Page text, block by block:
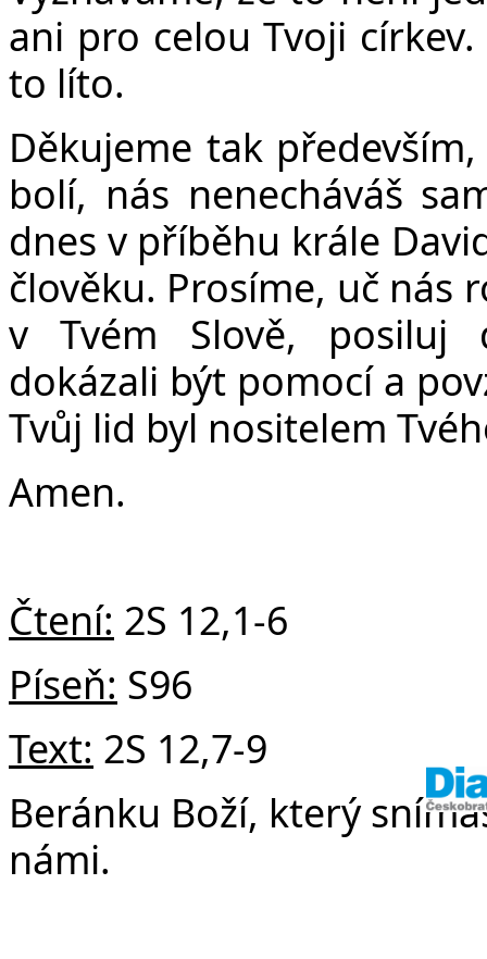
v
ani pro celou Tvoji
to líto.
Děkujeme tak
bolí, nás nenecháváš
dnes v příběhu krále
člověku. Prosíme, uč nás
v Tvém Slově, posiluj
dokázali být pomocí a
Tvůj lid byl nositelem
Amen.
Čtení: 2S 12,1-6
Píseň: S96
Text: 2S 12,7-9
Beránku Boží, který
námi.